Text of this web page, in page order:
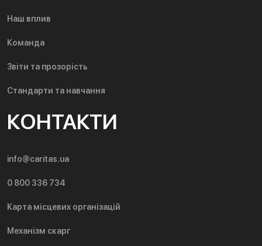
Наш вплив
Команда
Звіти та прозорість
Стандарти та навчання
КОНТАКТИ
info@caritas.ua
0 800 336 734
Карта місцевих організацій
Механізм скарг